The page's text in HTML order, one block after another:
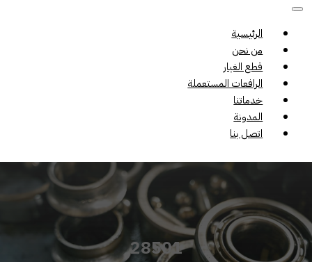
الرئيسية
من نحن
قطع الغيار
الرافعات المستعملة
خدماتنا
المدونة
اتصل بنا
28501